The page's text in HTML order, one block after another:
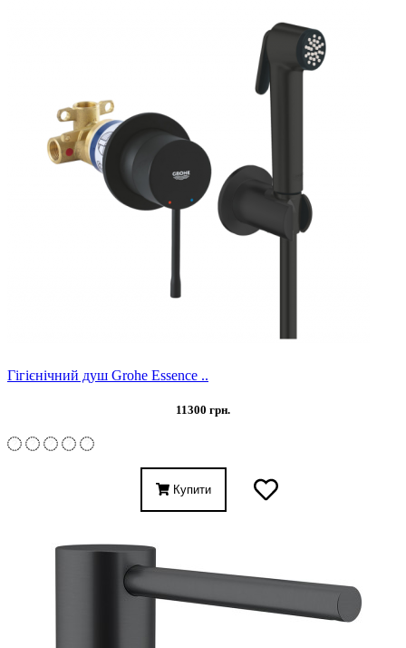
Гігієнічний душ Grohe Essence ..
11300 грн.
Купити